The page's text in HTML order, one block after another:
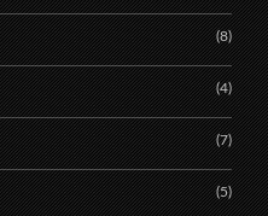
(8)
(4)
(7)
(5)